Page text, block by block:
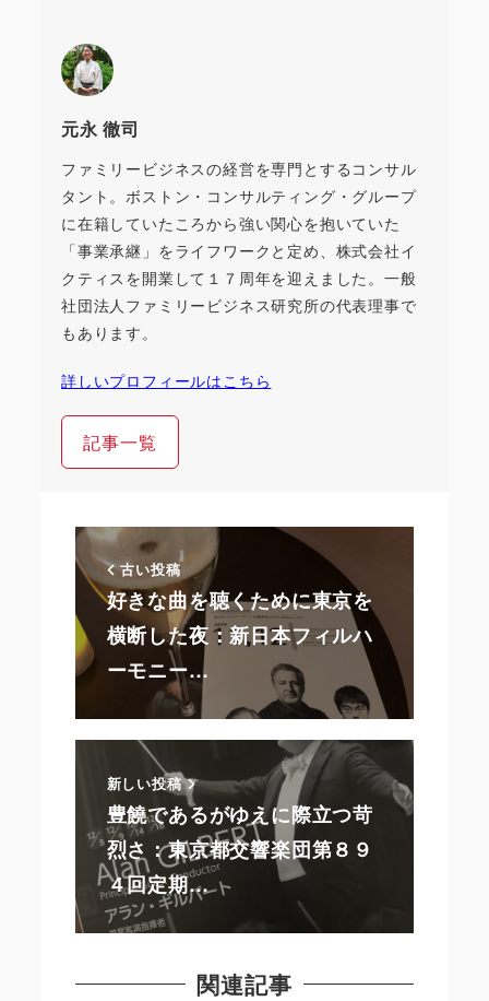
元永 徹司
ファミリービジネスの経営を専門とするコンサル
タント。ボストン・コンサルティング・グループ
に在籍していたころから強い関心を抱いていた
「事業承継」をライフワークと定め、株式会社イ
クティスを開業して１７周年を迎えました。一般
社団法人ファミリービジネス研究所の代表理事で
もあります。
詳しいプロフィールはこちら
記事一覧
古い投稿
好きな曲を聴くために東京を
横断した夜：新日本フィルハ
ーモニー…
新しい投稿
豊饒であるがゆえに際立つ苛
烈さ：東京都交響楽団第８９
４回定期…
関連記事